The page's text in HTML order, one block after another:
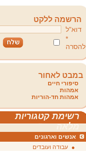
הרשמה ללקט
דוא"ל
*
להסרה
במבט לאחור
סיפורי חיים
אמהות
אמהות חד-הוריות
רשימת קטגוריות
מלאה
אנשים וארגונים
עבודה ועובדים